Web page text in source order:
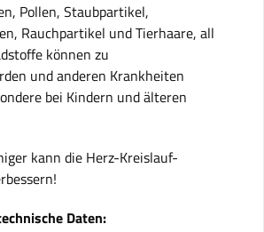
Pollen, Staubpartikel,
Rauchpartikel und Tierhaare, all
können zu
und anderen Krankheiten
bei Kindern und älteren
kann die Herz-Kreislauf-
Daten: